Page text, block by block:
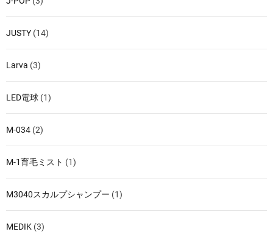
JUSTY (14)
Larva (3)
LED電球 (1)
M-034 (2)
M-1育毛ミスト (1)
M3040スカルプシャンプー (1)
MEDIK (3)